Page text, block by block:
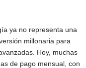
ya no representa una
millonaria para
Hoy, muchas
de pago mensual, con